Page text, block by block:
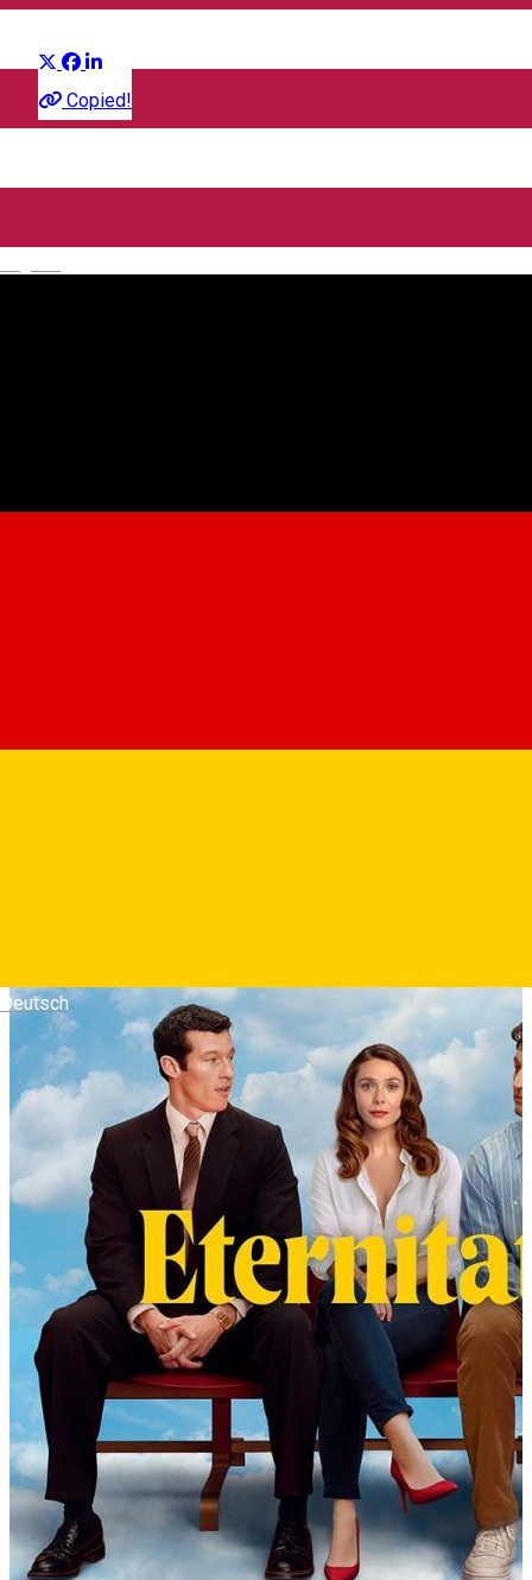
Deutsch
Copied!
Film
Fotografii